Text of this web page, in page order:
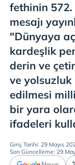
fethinin 572.
mesajı
"Dünyaya
kardeşlik
derin ve
ve yolsuzluk
edilmesi
bir yara
ifadeleri
Giriş Tarihi: 29 Mayıs
Son Güncelleme: 29